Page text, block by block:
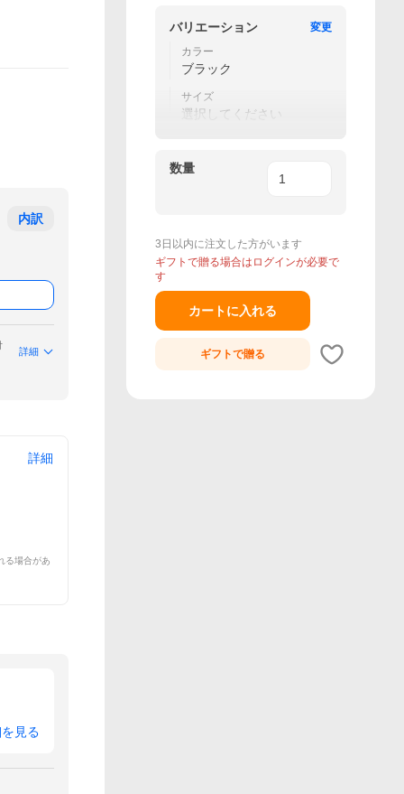
内訳
詳細
詳細
る場合があ
見る
バリエーション
変更
カラー
ブラック
サイズ
選択してください
数量
3日以内に注文した方がいます
ギフトで贈る場合はログインが必要で
す
カートに入れる
ギフトで贈る